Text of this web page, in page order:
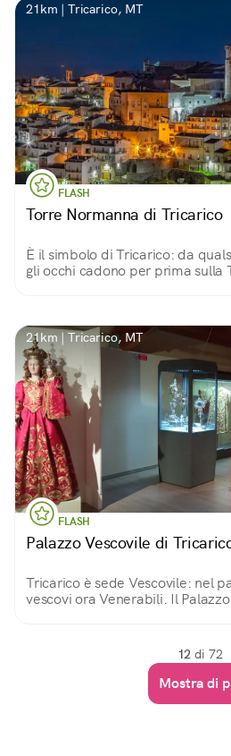
21km | Tricarico, MT
FLASH
Torre Normanna di Tricarico
È il simbolo di Tricarico: da
gli occhi cadono per prima sulla
21km | Tricarico, MT
FLASH
Palazzo Vescovile di
Tricarico è sede Vescovile: nel
vescovi ora Venerabili. Il
12 di 72
Mostra di